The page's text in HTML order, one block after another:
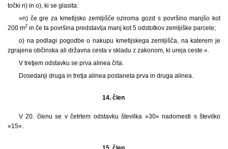
točki n) in o), ki se glasita:
»n) če gre za kmetijsko zemljišče oziroma gozd s površino manjšo kot
200 m2 in če ta površina predstavlja manj kot 5 odstotkov zemljiške parcele;
o) na podlagi pogodbe o nakupu kmetijskega zemljišča, na katerem je
zgrajena občinska ali državna cesta v skladu z zakonom, ki ureja ceste.«.
V tretjem odstavku se prva alinea črta.
Dosedanji druga in tretja alinea postaneta prva in druga alinea.
14. člen
V 20. členu se v četrtem odstavku številka »30« nadomesti s številko
»15«.